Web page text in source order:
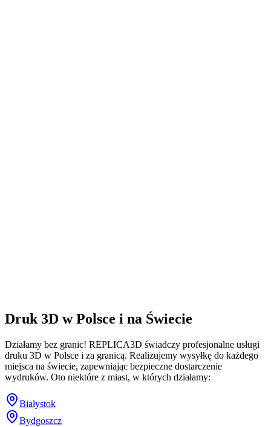
Druk 3D w Polsce i na Świecie
Działamy bez granic! REPLICA3D świadczy profesjonalne usługi
druku 3D w Polsce i za granicą. Realizujemy wysyłkę do każdego
miejsca na świecie, zapewniając bezpieczne dostarczenie
wydruków. Oto niektóre z miast, w których działamy:
Białystok
Bydgoszcz